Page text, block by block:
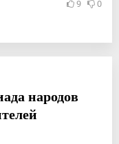
9 0
народов